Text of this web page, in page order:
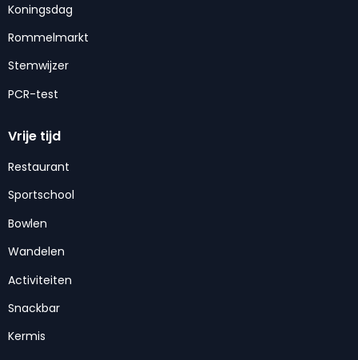
Koningsdag
Rommelmarkt
Stemwijzer
PCR-test
Vrije tijd
Restaurant
Sportschool
Bowlen
Wandelen
Activiteiten
Snackbar
Kermis